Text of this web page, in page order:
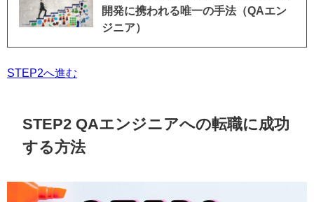
開発に携われる唯一の手法（QAエン
ジニア）
STEP2へ進む
STEP2 QAエンジニアへの転職に成功
する方法